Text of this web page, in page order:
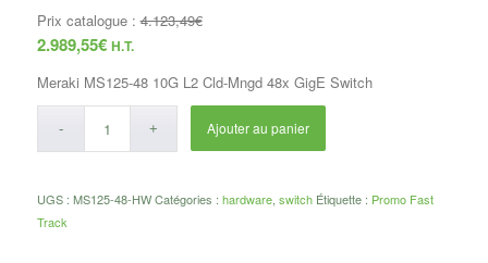
Prix catalogue :4.123,49€
2.989,55€ H.T.
Meraki MS125-48 10G L2 Cld-Mngd 48x GigE Switch
Ajouter au panier
UGS : MS125-48-HW Catégories : hardware, switch Étiquette : Promo Fast
Track